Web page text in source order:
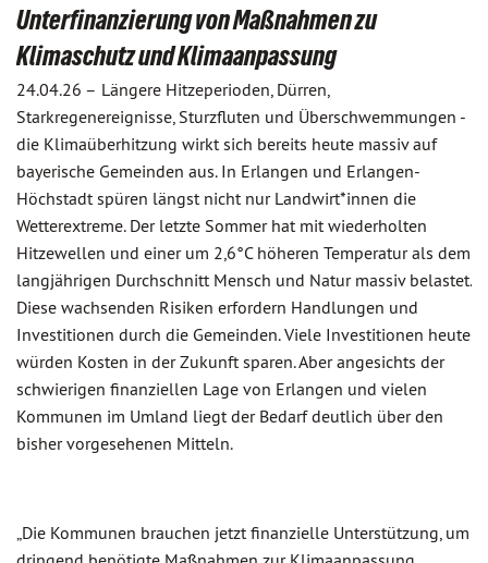
Unterfinanzierung von Maßnahmen zu
Klimaschutz und Klimaanpassung
24.04.26 – Längere Hitzeperioden, Dürren,
Starkregenereignisse, Sturzfluten und Überschwemmungen -
die Klimaüberhitzung wirkt sich bereits heute massiv auf
bayerische Gemeinden aus. In Erlangen und Erlangen-
Höchstadt spüren längst nicht nur Landwirt*innen die
Wetterextreme. Der letzte Sommer hat mit wiederholten
Hitzewellen und einer um 2,6°C höheren Temperatur als dem
langjährigen Durchschnitt Mensch und Natur massiv belastet.
Diese wachsenden Risiken erfordern Handlungen und
Investitionen durch die Gemeinden. Viele Investitionen heute
würden Kosten in der Zukunft sparen. Aber angesichts der
schwierigen finanziellen Lage von Erlangen und vielen
Kommunen im Umland liegt der Bedarf deutlich über den
bisher vorgesehenen Mitteln.
„Die Kommunen brauchen jetzt finanzielle Unterstützung, um